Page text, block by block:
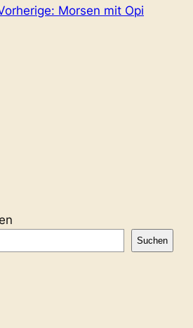
Morsen mit Opi
Suchen